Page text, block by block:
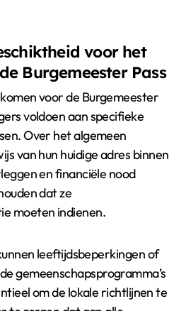
voor het
Burgemeester Pass
voor de Burgemeester
voldoen aan specifieke
Over het algemeen
van hun huidige adres binnen
en financiële nood
dat ze
moeten indienen.
leeftijdsbeperkingen of
gemeenschapsprogramma’s
om de lokale richtlijnen te